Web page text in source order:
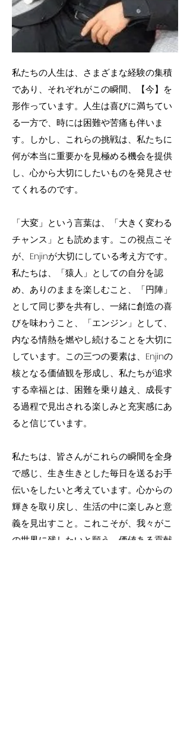
私たちの人生は、さまざまな経験の集積
であり、それぞれがこの瞬間、【今】を
形作っています。人生は喜びに満ちてい
る一方で、時には困難や苦痛も伴いま
す。しかし、これらの挑戦は、私たちに
何が本当に重要かを見極める機会を提供
し、心から大切にしたいものを発見させ
てくれるのです。
「大変」という言葉は、「大きく変わる
チャンス」とも読めます。この視点こそ
が、Enjinが大切にしている考え方です。
私たちは、「猿人」としての自分を認
め、ありのままを楽しむこと、「円陣」
として同じ夢を共有し、一緒に創造の喜
びを味わうこと、「エンジン」として、
内なる情熱を燃やし続けることを大切に
しています。この三つの要素は、Enjinの
核となる価値観を形成し、私たちが追求
する幸福とは、困難を乗り越え、成長す
る過程で見出される楽しみと充実感にあ
ると信じています。
私たちは、皆さんがこれらの瞬間を全身
で感じ、生き生きとした毎日を送るお手
伝いをしたいと考えています。心からの
輝きを取り戻し、生活の中に楽しみと意
義を見出すこと。これこそが、我々がこ
の世界に残したいと願う、価値ある貢献